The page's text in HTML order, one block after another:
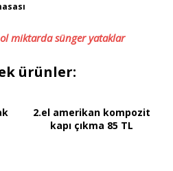
miktarda sünger yataklar
ürünler:
2.el amerikan kompozit
kapı çıkma 85 TL